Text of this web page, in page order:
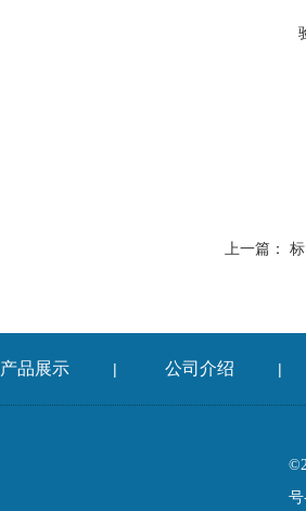
上一篇：
产品展示 | 公司介绍 |
号